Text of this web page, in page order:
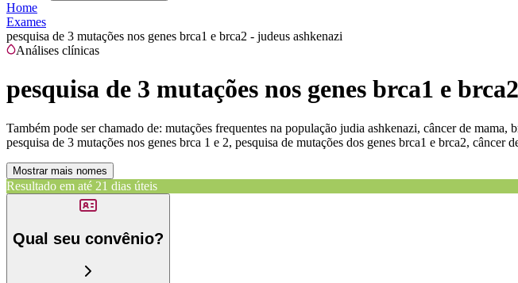
Home
Exames
pesquisa de 3 mutações nos genes brca1 e brca2 - judeus ashkenazi
Análises clínicas
pesquisa de 3 mutações nos genes brca1 e
Também pode ser chamado de: mutações frequentes na população judia ashkenazi, câncer de
pesquisa de 3 mutações nos genes brca 1 e 2, pesquisa de mutações dos genes brca1 e brca2,
Mostrar mais nomes
Resultado em até 21 dias úteis
Qual seu convênio?